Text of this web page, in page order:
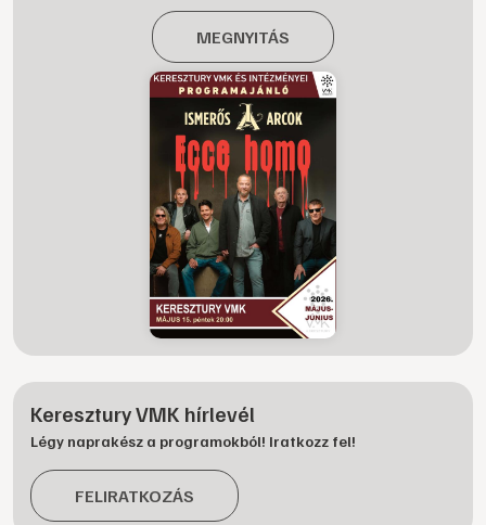
MEGNYITÁS
Keresztury VMK hírlevél
Légy naprakész a programokból! Iratkozz fel!
FELIRATKOZÁS